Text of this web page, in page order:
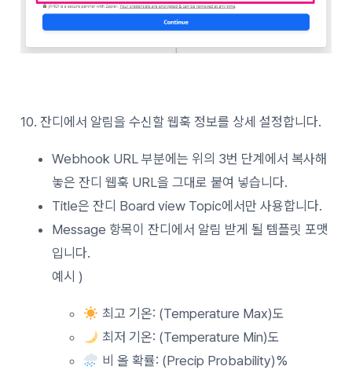
10. 잔디에서 알림을 수신할 웹훅 정보를 상세 설정합니다.
Webhook URL 부분에는 위의 3번 단계에서 복사해
놓은 잔디 웹훅 URL을 그대로 붙여 넣습니다.
Title은 잔디 Board view Topic에서만 사용합니다.
Message 항목이 잔디에서 알림 받게 될 템플릿 포맷
입니다.
예시 )
최고 기온: (Temperature Max)도
최저 기온: (Temperature Min)도
비 올 확률: (Precip Probability)%